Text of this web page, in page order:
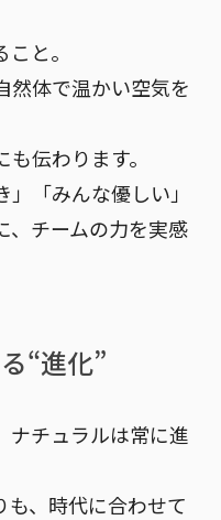
と。
然体で温かい空気を
伝わります。
」「みんな優しい」
、チームの力を実感
“進化”
ナチュラルは常に進
、時代に合わせて